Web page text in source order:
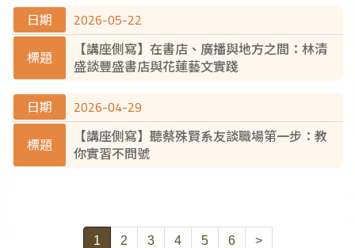
2026-05-22
【講座側寫】在書店、廣播與地方之間：林清
盛談豐盛書店與花蓮藝文實踐
2026-04-29
【講座側寫】聽蔡殊賢系友談職場第一步：教
你實習不問號
1 2 3 4 5 6 >